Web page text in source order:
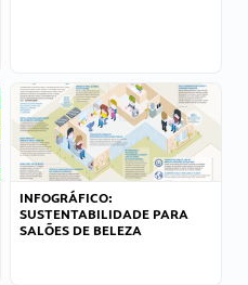
INFOGRÁFICO:
SUSTENTABILIDADE PARA
SALÕES DE BELEZA